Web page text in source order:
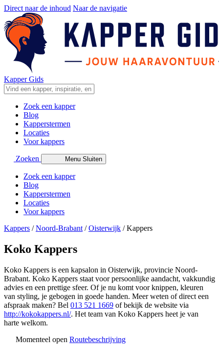
Direct naar de inhoud Naar de navigatie
Kapper Gids
Zoek een kapper
Blog
Kapperstermen
Locaties
Voor kappers
Zoeken Menu Sluiten
Zoek een kapper
Blog
Kapperstermen
Locaties
Voor kappers
Kappers /Noord-Brabant /Oisterwijk /Kappers
Koko Kappers
Koko Kappers is een kapsalon in Oisterwijk, provincie Noord-
Brabant. Koko Kappers staat voor persoonlijke aandacht, vakkundig
advies en een prettige sfeer. Of je nu komt voor knippen, kleuren
van styling, je gebogen in goede handen. Meer weten of direct een
afspraak maken? Bel 013 521 1669 of bekijk de website via
http://kokokappers.nl/. Het team van Koko Kappers heet je van
harte welkom.
Momenteel open Routebeschrijving